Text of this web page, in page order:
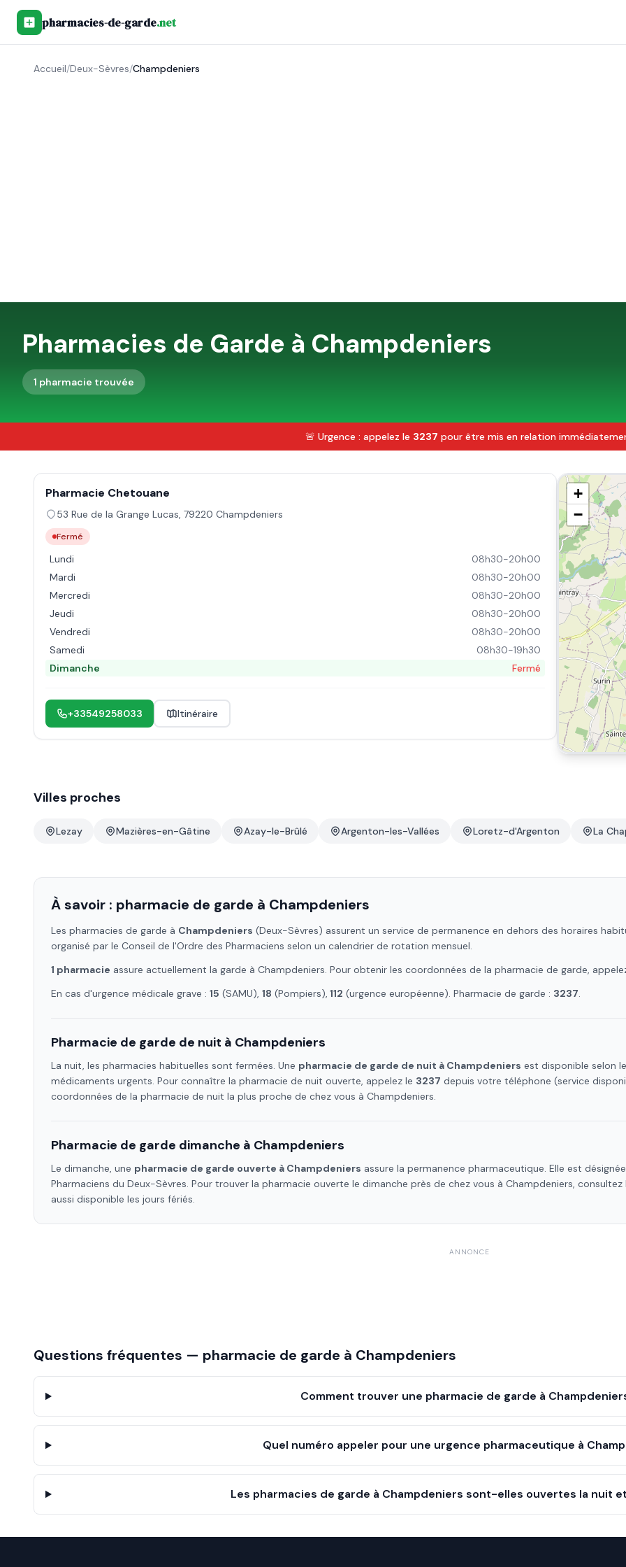
pharmacies-de-garde.net
Accueil/Deux-Sèvres/Champdeniers
Pharmacies de Garde à Champdeniers
1 pharmacie trouvée
🚨 Urgence : appelez le 3237 pour être mis en relation
Pharmacie Chetouane
53 Rue de la Grange Lucas, 79220 Champdeniers
Fermé
Lundi
08h30-20h00
Mardi
08h30-20h00
Mercredi
08h30-20h00
Jeudi
08h30-20h00
Vendredi
08h30-20h00
Samedi
08h30-19h30
Dimanche
Fermé
+33549258033 Itinéraire
+
−
Villes proches
Lezay Mazières-en-Gâtine Azay-le-Brûlé Argenton-les-Vallées Loretz-d'Argenton La
À savoir : pharmacie de garde à Champdeniers
Les pharmacies de garde à Champdeniers (Deux-Sèvres) assurent un service de permanence en dehors des horaires
organisé par le Conseil de l'Ordre des Pharmaciens selon un calendrier de rotation mensuel.
1 pharmacie assure actuellement la garde à Champdeniers. Pour obtenir les coordonnées de la pharmacie de garde,
En cas d'urgence médicale grave : 15 (SAMU), 18 (Pompiers), 112 (urgence européenne). Pharmacie de garde : 3237.
Pharmacie de garde de nuit à Champdeniers
La nuit, les pharmacies habituelles sont fermées. Une pharmacie de garde de nuit à Champdeniers est disponible selon
médicaments urgents. Pour connaître la pharmacie de nuit ouverte, appelez le 3237 depuis votre téléphone (service
coordonnées de la pharmacie de nuit la plus proche de chez vous à Champdeniers.
Pharmacie de garde dimanche à Champdeniers
Le dimanche, une pharmacie de garde ouverte à Champdeniers assure la permanence pharmaceutique. Elle est
Pharmaciens du Deux-Sèvres. Pour trouver la pharmacie ouverte le dimanche près de chez vous à Champdeniers,
aussi disponible les jours fériés.
ANNONCE
Questions fréquentes — pharmacie de garde à Champdeniers
Comment trouver une pharmacie de garde à
Quel numéro appeler pour une urgence pharmaceutique à
Les pharmacies de garde à Champdeniers sont-elles ouvertes la nuit